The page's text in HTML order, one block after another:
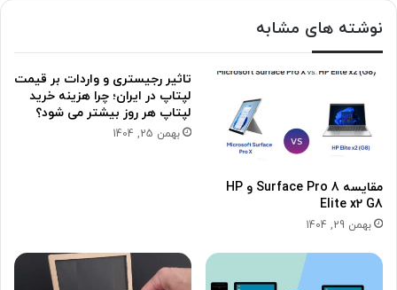
نوشته های مشابه
مقایسه Surface Pro 8 و HP
Elite x2 G8
بهمن 29, 1404
تاثیر رجیستری و واردات بر قیمت
لپتاپ در ایران؛ چرا هزینه خرید
لپتاپ هر روز بیشتر می شود؟
بهمن 25, 1404